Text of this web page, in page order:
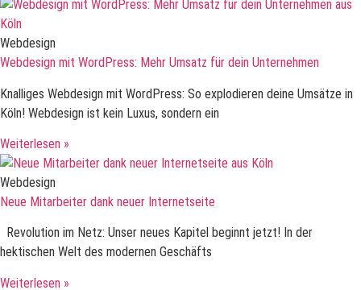
Webdesign
Webdesign mit WordPress: Mehr Umsatz für dein Unternehmen
Knalliges Webdesign mit WordPress: So explodieren deine Umsätze in
Köln! Webdesign ist kein Luxus, sondern ein
Weiterlesen »
Webdesign
Neue Mitarbeiter dank neuer Internetseite
Revolution im Netz: Unser neues Kapitel beginnt jetzt! In der
hektischen Welt des modernen Geschäfts
Weiterlesen »